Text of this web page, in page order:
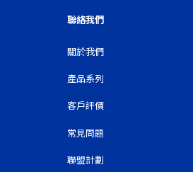
聯絡我們
關於我們
產品系列
客戶評價
常見問題
聯盟計劃